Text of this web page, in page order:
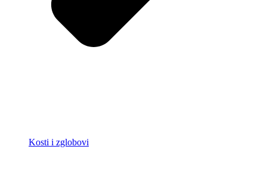
Kosti i zglobovi